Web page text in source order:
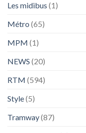
Les midibus (1)
Métro (65)
MPM (1)
NEWS (20)
RTM (594)
Style(5)
Tramway(87)